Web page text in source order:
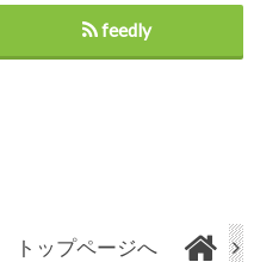
feedly
トップページへ